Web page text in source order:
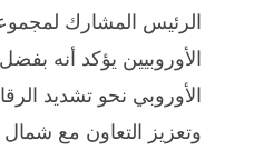
الرئيس المشارك
الأوروبيين يؤكد أنه بفضل
الأوروبي نحو تشديد
وتعزيز التعاون مع شمال